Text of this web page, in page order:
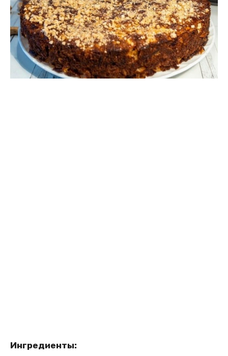
Ингредиенты: